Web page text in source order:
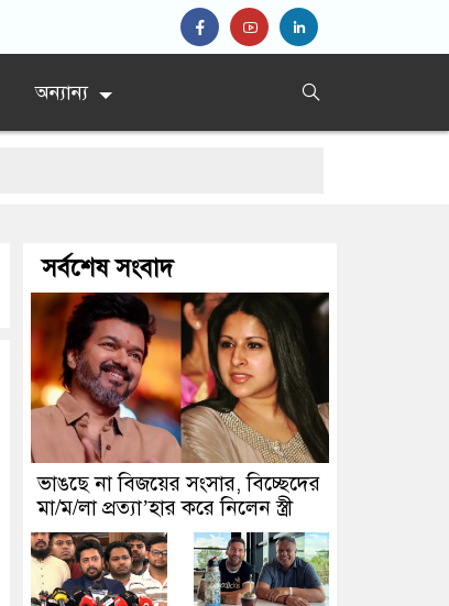
অন্যান্য
সর্বশেষ সংবাদ
ভাঙছে না বিজয়ের সংসার, বিচ্ছেদের
মা/ম/লা প্রত্যা’হার করে নিলেন স্ত্রী